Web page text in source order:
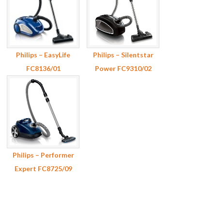
Philips – EasyLife
FC8136/01
Philips – Silentstar
Power FC9310/02
Philips – Performer
Expert FC8725/09